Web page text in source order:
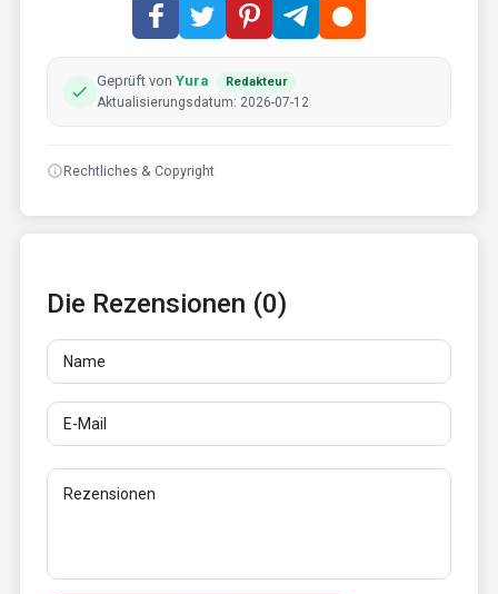
Geprüft von Yura Redakteur
Aktualisierungsdatum: 2026-07-12
Rechtliches & Copyright
Die Rezensionen (0)
Name
E-Mail
Rezensionen
Mindestens 10 Zeichen. Links sind nicht erlaubt.